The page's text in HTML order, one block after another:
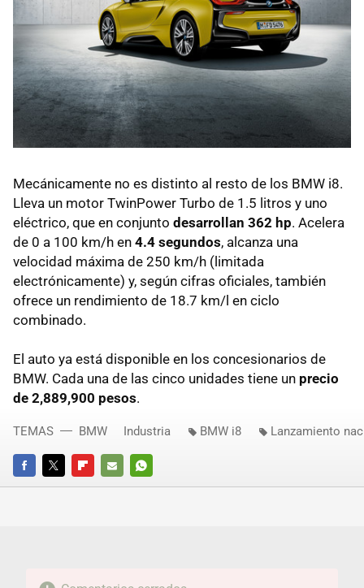
Mecánicamente no es distinto al resto de los BMW i8.
Lleva un motor TwinPower Turbo de 1.5 litros y uno
eléctrico, que en conjunto desarrollan 362 hp. Acelera
de 0 a 100 km/h en 4.4 segundos, alcanza una
velocidad máxima de 250 km/h (limitada
electrónicamente) y, según cifras oficiales, también
ofrece un rendimiento de 18.7 km/l en ciclo
combinado.
El auto ya está disponible en los concesionarios de
BMW. Cada una de las cinco unidades tiene un precio
de 2,889,900 pesos.
FACEBOOKTWITTERFLIPBOARD
E-
WHATSAPP
TEMAS BMW Industria BMW i8 Lanzamiento